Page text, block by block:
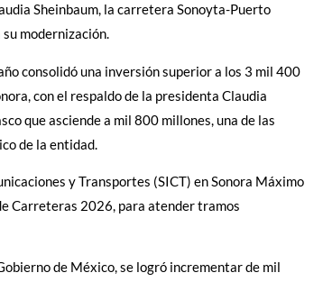
Sheinbaum, la carretera Sonoyta-Puerto
modernización.
consolidó una inversión superior a los 3 mil 400
con el respaldo de la presidenta Claudia
que asciende a mil 800 millones, una de las
de la entidad.
y Transportes (SICT) en Sonora Máximo
Carreteras 2026, para atender tramos
de México, se logró incrementar de mil